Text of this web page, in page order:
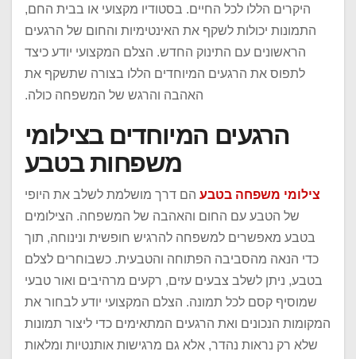
היקרים הללו לכל החיים. בסטודיו מקצועי או בבית החם,
התמונות יכולות לשקף את האינטימיות והחום של הרגעים
הראשונים עם התינוק החדש. הצלם המקצועי יודע כיצד
לתפוס את הרגעים המיוחדים הללו בצורה שתשקף את
האהבה והרגש של המשפחה כולה.
הרגעים המיוחדים בצילומי
משפחות בטבע
צילומי משפחה בטבע הם דרך מושלמת לשלב את היופי
של הטבע עם החום והאהבה של המשפחה. הצילומים
בטבע מאפשרים למשפחה להרגיש חופשית ונינוחה, תוך
כדי הנאה מהסביבה הפתוחה והטבעית. כשבוחרים לצלם
בטבע, ניתן לשלב צבעים עזים, רקעים מרהיבים ואור טבעי
שמוסיף קסם לכל תמונה. הצלם המקצועי יודע לבחור את
המקומות הנכונים ואת הרגעים המתאימים כדי ליצור תמונות
שלא רק נראות נהדר, אלא גם מרגישות אותנטיות ומלאות